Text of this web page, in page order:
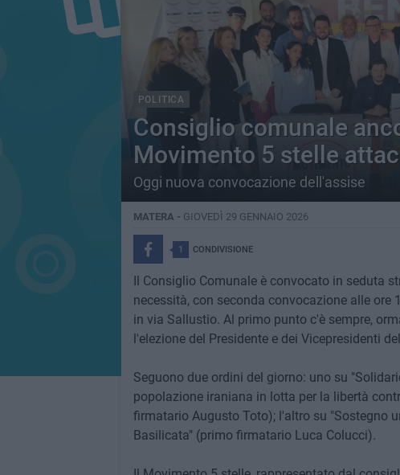
POLITICA
Consiglio comunale
Movimento 5 stelle
Oggi nuova convocazione dell'assise
MATERA - GIOVEDÌ 29 GENNAIO 2026
1 CONDIVISIONE
Il Consiglio Comunale è convocato in seduta
necessità, con seconda convocazione alle
in via Sallustio. Al primo punto c'è sempre,
l'elezione del Presidente e dei Vicepresidenti
Seguono due ordini del giorno: uno su
popolazione iraniana in lotta per la libertà
firmatario Augusto Toto); l'altro su "Sostegno
Basilicata" (primo firmatario Luca Colucci).